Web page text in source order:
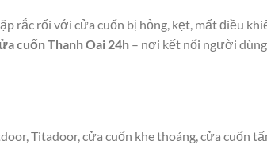
rắc rối với cửa cuốn bị hỏng, kẹt, mất điều
cuốn Thanh Oai 24h – nơi kết nối người
Titadoor, cửa cuốn khe thoáng, cửa cuốn